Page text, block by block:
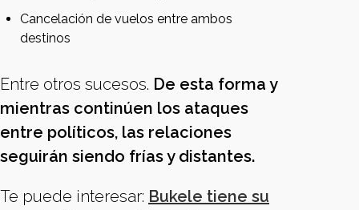
Cancelación de vuelos entre ambos
destinos
Entre otros sucesos. De esta forma y
mientras continúen los ataques
entre políticos, las relaciones
seguirán siendo frías y distantes.
Te puede interesar: Bukele tiene su